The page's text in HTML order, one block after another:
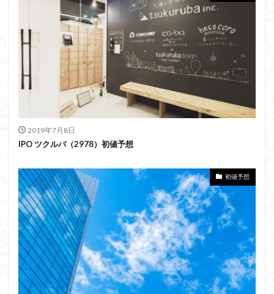
2019年7月8日
IPO ツクルバ（2978）初値予想
初値予想